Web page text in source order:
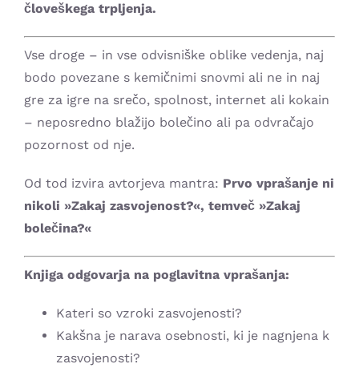
človeškega trpljenja.
Vse droge – in vse odvisniške oblike vedenja, naj
bodo povezane s kemičnimi snovmi ali ne in naj
gre za igre na srečo, spolnost, internet ali kokain
– neposredno blažijo bolečino ali pa odvračajo
pozornost od nje.
Od tod izvira avtorjeva mantra: Prvo vprašanje ni
nikoli »Zakaj zasvojenost?«, temveč »Zakaj
bolečina?«
Knjiga odgovarja na poglavitna vprašanja:
Kateri so vzroki zasvojenosti?
Kakšna je narava osebnosti, ki je nagnjena k
zasvojenosti?